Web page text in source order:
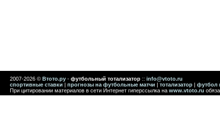
2007-2026 © Втото.ру - футбольный тотализатор :: info@vtoto.ru
спортивные ставки | прогнозы на футбольные матчи | тотализатор | футбол
При цитировании материалов в сети Интернет гиперссылка на www.vtoto.ru